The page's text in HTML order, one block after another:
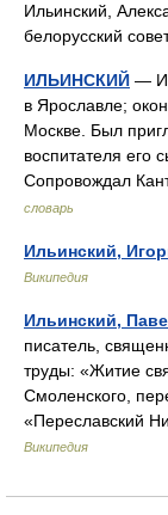
Ильинский,
белорусский
ИЛЬИНСКИЙ —
в Ярославле;
Москве. Был
воспитателя его
Сопровождал
словарь
Ильинский,
Википедия
Ильинский,
писатель,
труды: «Житие
Смоленского,
«Переславский
Википедия